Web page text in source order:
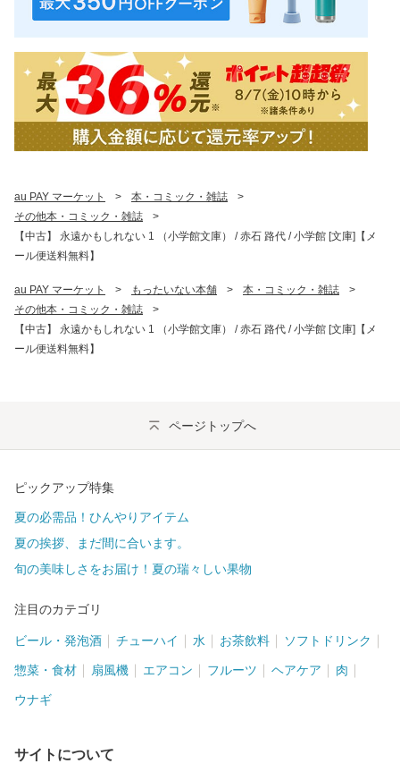
au PAY マーケット > 本・コミック・雑誌
>
その他本・コミック・雑誌
>
【中古】 永遠かもしれない 1 （小学館文庫） / 赤石 路代 / 小学館 [文庫]【メ
ール便送料無料】
au PAY マーケット > もったいない本舗 > 本・コミック・雑誌
>
その他本・コミック・雑誌
>
【中古】 永遠かもしれない 1 （小学館文庫） / 赤石 路代 / 小学館 [文庫]【メ
ール便送料無料】
ページトップへ
ピックアップ特集
夏の必需品！ひんやりアイテム
夏の挨拶、まだ間に合います。
旬の美味しさをお届け！夏の瑞々しい果物
注目のカテゴリ
ビール・発泡酒 チューハイ 水 お茶飲料 ソフトドリンク
惣菜・食材 扇風機 エアコン フルーツ ヘアケア 肉
ウナギ
サイトについて